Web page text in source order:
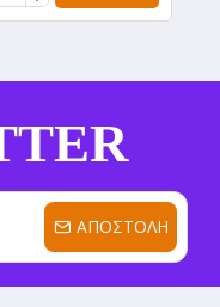
ΑΠΟΣΤΟΛΉ